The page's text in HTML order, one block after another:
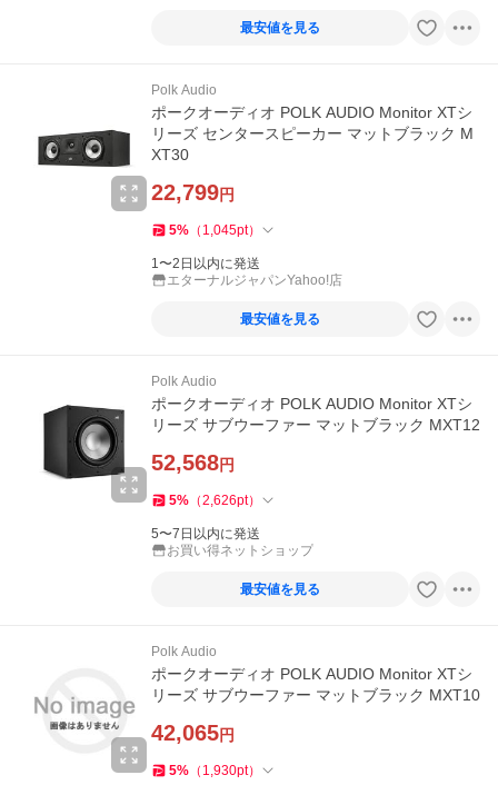
最安値を見る
Polk Audio
ポークオーディオ POLK AUDIO Monitor XTシ
リーズ センタースピーカー マットブラック M
XT30
22,799円
5% （ 1,045pt）
1〜2日以内に発送
エターナルジャパンYahoo!店
最安値を見る
Polk Audio
ポークオーディオ POLK AUDIO Monitor XTシ
リーズ サブウーファー マットブラック MXT12
52,568円
5% （2,626pt）
5〜7日以内に発送
お買い得ネットショップ
最安値を見る
Polk Audio
ポークオーディオ POLK AUDIO Monitor XTシ
リーズ サブウーファー マットブラック MXT10
42,065円
5% （ 1,930pt）